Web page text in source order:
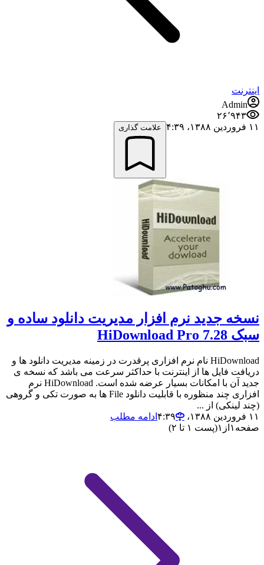
اینترنت
Admin
۲۶٬۹۴۳
۱۱ فروردین ۱۳۸۸،‏ ۴:۳۹
علامت گذاری
نسخه جدید نرم افزار مدیریت دانلود ساده و
سبک HiDownload Pro 7.28
HiDownload نام نرم افزاری پرقدرت در زمینه مدیریت دانلود ها و
دریافت فایل ها از اینترنت با حداکثر سرعت می باشد که نسخه ی
جدید آن با امکانات بسیار عرضه شده است‌. HiDownload نرم
افزاری چند منظوره با قابلیت دانلود File ها به صورت تکی و گروهی
(چند لینکی) از ...
۱۱ فروردین ۱۳۸۸،‏ ۴:۳۹
ادامه مطلب
صفحه ۱ از ۱(پست ۱ تا ۲)